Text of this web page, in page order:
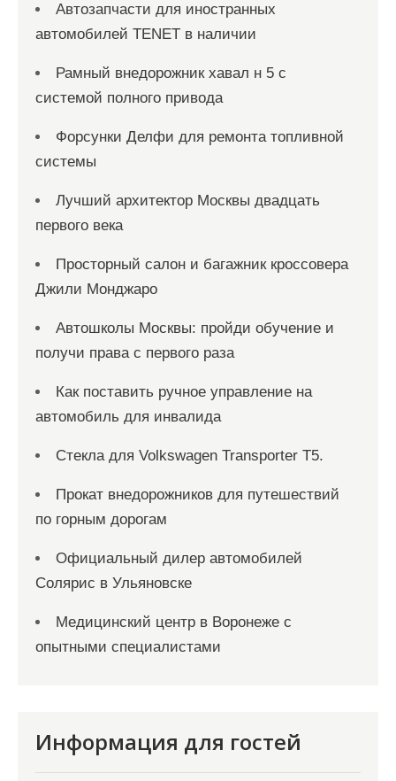
Автозапчасти для иностранных
автомобилей TENET в наличии
Рамный внедорожник хавал н 5 с
системой полного привода
Форсунки Делфи для ремонта топливной
системы
Лучший архитектор Москвы двадцать
первого века
Просторный салон и багажник кроссовера
Джили Монджаро
Автошколы Москвы: пройди обучение и
получи права с первого раза
Как поставить ручное управление на
автомобиль для инвалида
Стекла для Volkswagen Transporter T5.
Прокат внедорожников для путешествий
по горным дорогам
Официальный дилер автомобилей
Солярис в Ульяновске
Медицинский центр в Воронеже с
опытными специалистами
Информация для гостей